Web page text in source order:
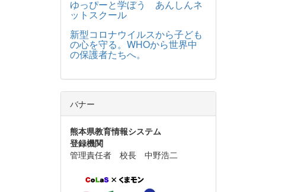
ゆっぴーと学ぼう あんしんネ
ットスクール
新型コロナウイルスから子ども
の心を守る。WHOから世界中
の保護者たちへ。
バナー
熊本県教育情報システム
登録機関
管理責任者 校長 中野浩二